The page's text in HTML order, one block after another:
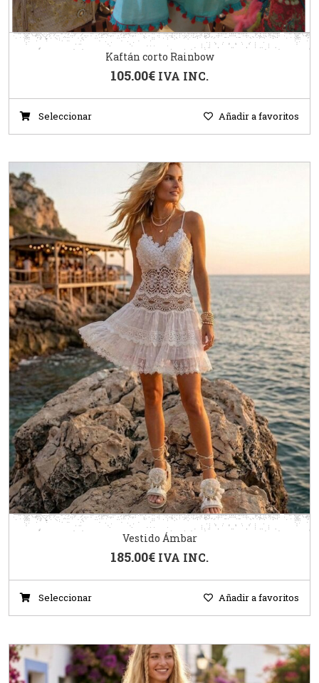
Kaftán corto Rainbow
105.00€ IVA INC.
Seleccionar Añadir a favoritos
Vestido Ámbar
185.00€ IVA INC.
Seleccionar Añadir a favoritos